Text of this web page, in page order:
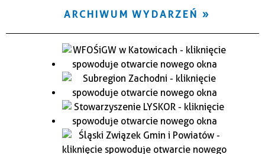
ARCHIWUM WYDARZEŃ